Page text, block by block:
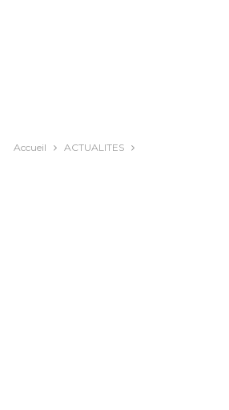
Accueil ACTUALITES